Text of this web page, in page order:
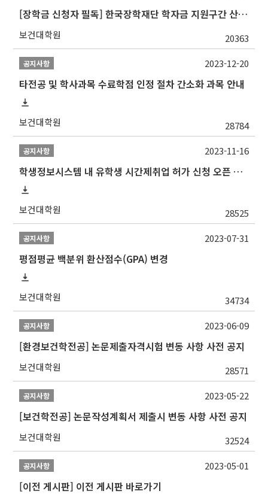
[장학금 신청자 필독] 한국장학재단 학자금 지원구간 산정 권고
보건대학원 20363
공지사항
타전공 및 학사과목 수료학점 인정 절차 간소화 과목 안내
보건대학원 28784
2023-12-20
공지사항
학생정보시스템 내 유학생 시간제취업 허가 신청 오픈 안내
보건대학원 28525
2023-11-16
공지사항
평점평균 백분위 환산점수(GPA) 변경
보건대학원 34734
2023-07-31
공지사항
[환경보건학전공] 논문제출자격시험 변동 사항 사전 공지
보건대학원 28571
2023-06-09
공지사항
[보건학전공] 논문작성계획서 제출시 변동 사항 사전 공지
보건대학원 32524
2023-05-22
공지사항
[이전 게시판] 이전 게시판 바로가기
2023-05-01